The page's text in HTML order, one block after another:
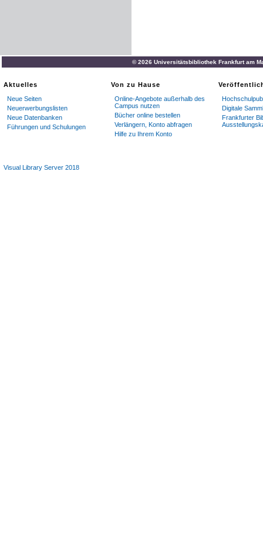
© 2026 Universitätsbibliothek Frankfurt am
Aktuelles
Neue Seiten
Neuerwerbungslisten
Neue Datenbanken
Führungen und Schulungen
Von zu Hause
Online-Angebote außerhalb des
Campus nutzen
Bücher online bestellen
Verlängern, Konto abfragen
Hilfe zu Ihrem Konto
Digitale
Frankfurter
Visual Library Server 2018